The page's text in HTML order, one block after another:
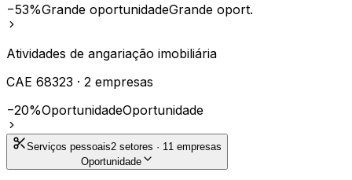
−53%Grande oportunidadeGrande oport.
Atividades de angariação imobiliária
CAE 68323 · 2 empresas
−20%OportunidadeOportunidade
Serviços pessoais2 setores · 11 empresas
Oportunidade